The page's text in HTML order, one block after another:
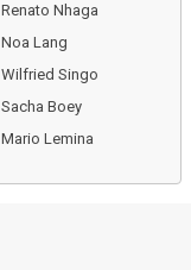
Renato Nhaga
Noa Lang
Wilfried Singo
Sacha Boey
Mario Lemina